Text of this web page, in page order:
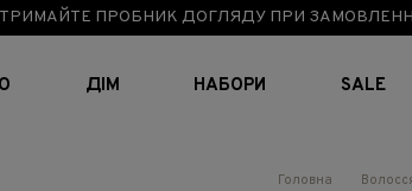
ПРОБНИК ДОГЛЯДУ ПРИ
ДІМ НАБОРИ SALE
Головна